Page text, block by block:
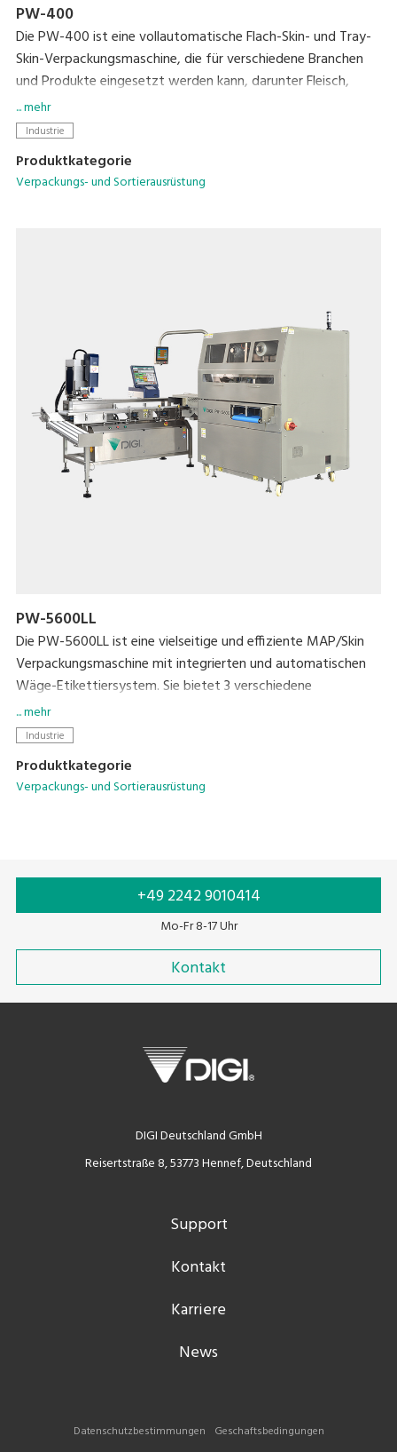
PW-400
Die PW-400 ist eine vollautomatische Flach-Skin- und Tray-
Skin-Verpackungsmaschine, die für verschiedene Branchen
und Produkte eingesetzt werden kann, darunter Fleisch,
Meeresfrüchte, Körperpflegeprodukte und chemische
Produkte des täglichen Bedarfs.
... mehr
Industrie
Produktkategorie
Verpackungs- und Sortierausrüstung
PW-5600LL
Die PW-5600LL ist eine vielseitige und effiziente MAP/Skin
Verpackungsmaschine mit integrierten und automatischen
Wäge-Etikettiersystem. Sie bietet 3 verschiedene
Versiegelungsarten - MAP-Verpackung (Modified
Atmosphere Packing), Vakuumverpackung/VSP (Vacuum Skin
... mehr
Industrie
Produktkategorie
Verpackungs- und Sortierausrüstung
+49 2242 9010414
Mo-Fr 8-17 Uhr
Kontakt
DIGI Deutschland GmbH
Reisertstraße 8, 53773 Hennef, Deutschland
Support
Kontakt
Karriere
News
Datenschutzbestimmungen Geschaftsbedingungen